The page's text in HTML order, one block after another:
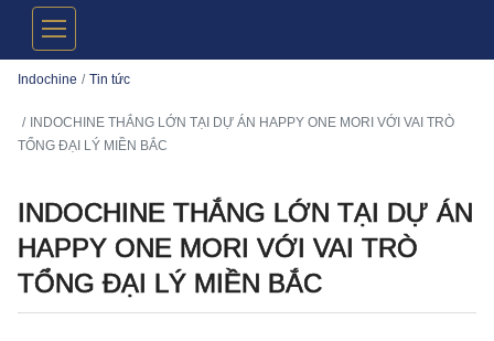
Indochine Tin tức
INDOCHINE THẮNG LỚN TẠI DỰ ÁN HAPPY ONE MORI VỚI VAI TRÒ
TỔNG ĐẠI LÝ MIỀN BẮC
INDOCHINE THẮNG LỚN TẠI DỰ ÁN
HAPPY ONE MORI VỚI VAI TRÒ
TỔNG ĐẠI LÝ MIỀN BẮC